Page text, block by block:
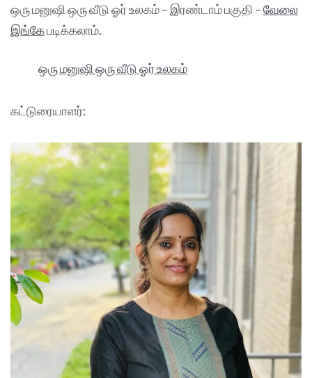
ஒரு மனுஷி ஒரு வீடு ஓர் உலகம் – இரண்டாம் பகுதி –வேலை
இங்கேபடிக்கலாம்.
ஒரு மனுஷி ஒரு வீடு ஓர் உலகம்
கட்டுரையாளர்: